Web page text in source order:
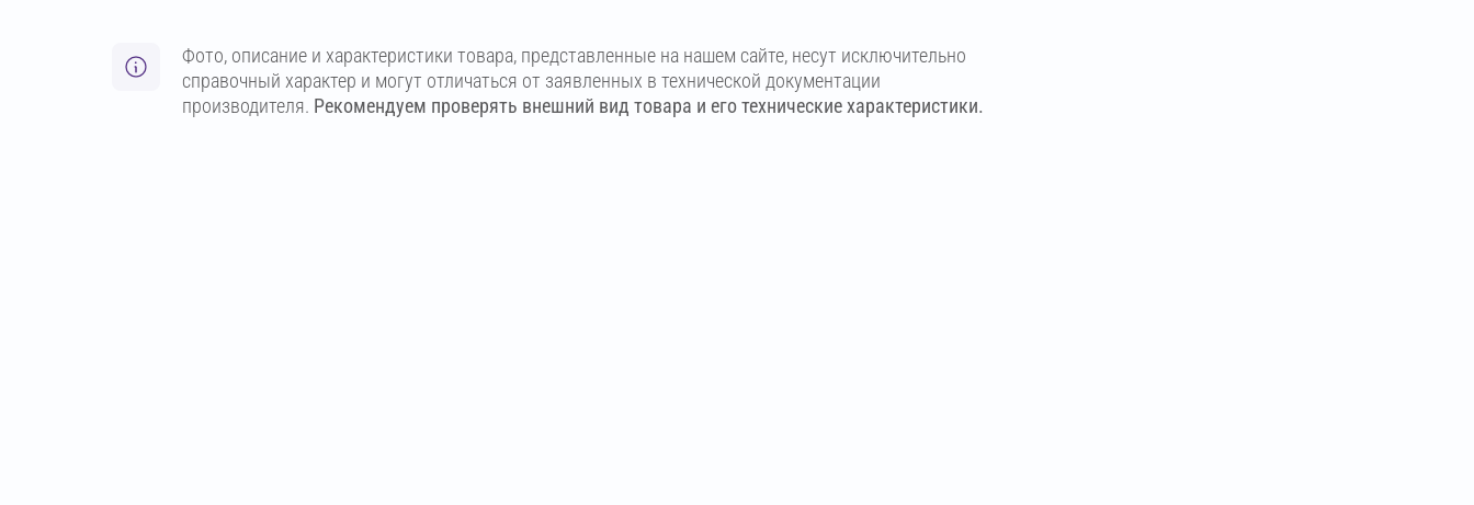
Фото, описание и характеристики товара, представленные на нашем сайте, несут исключительно
справочный характер и могут отличаться от заявленных в технической документации
производителя. Рекомендуем проверять внешний вид товара и его технические характеристики.